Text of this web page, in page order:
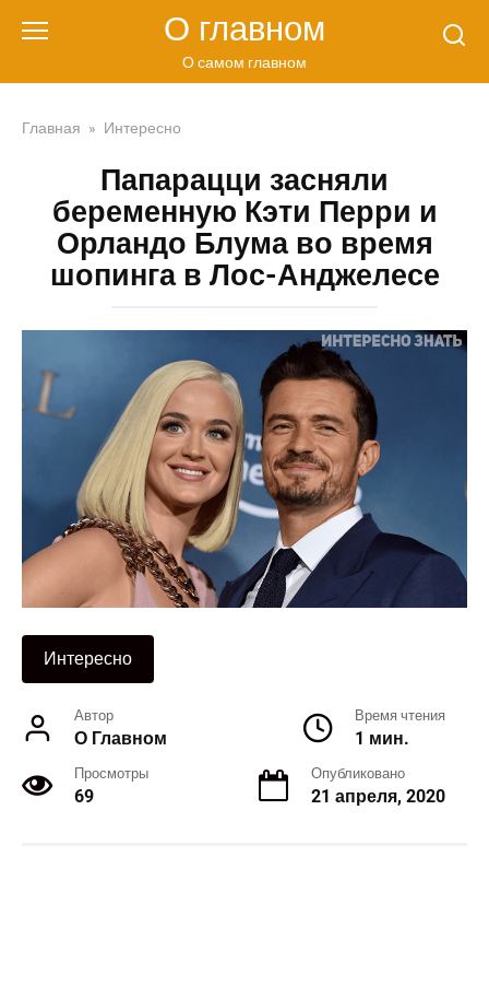
О главном
О самом главном
Главная » Интересно
Папарацци засняли
беременную Кэти Перри и
Орландо Блума во время
шопинга в Лос-Анджелесе
Интересно
Автор
О Главном
Время чтения
1 мин.
Просмотры
69
Опубликовано
21 апреля, 2020